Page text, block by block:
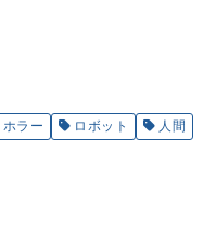
ホラー ロボット
人間